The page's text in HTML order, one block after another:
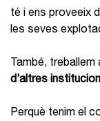
té i ens proveeix
les seves
També,
d’altres
Perquè tenim el